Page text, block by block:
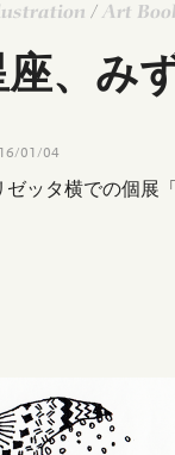
/ Art
、み
01/04
ッタ横での個展